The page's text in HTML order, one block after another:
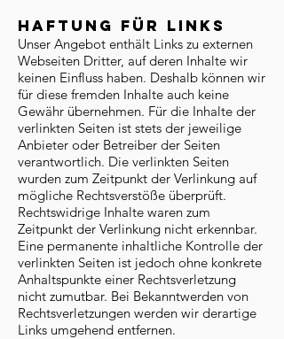
Haftung für Links
Unser Angebot enthält Links zu externen
Webseiten Dritter, auf deren Inhalte wir
keinen Einfluss haben. Deshalb können wir
für diese fremden Inhalte auch keine
Gewähr übernehmen. Für die Inhalte der
verlinkten Seiten ist stets der jeweilige
Anbieter oder Betreiber der Seiten
verantwortlich. Die verlinkten Seiten
wurden zum Zeitpunkt der Verlinkung auf
mögliche Rechtsverstöße überprüft.
Rechtswidrige Inhalte waren zum
Zeitpunkt der Verlinkung nicht erkennbar.
Eine permanente inhaltliche Kontrolle der
verlinkten Seiten ist jedoch ohne konkrete
Anhaltspunkte einer Rechtsverletzung
nicht zumutbar. Bei Bekanntwerden von
Rechtsverletzungen werden wir derartige
Links umgehend entfernen.